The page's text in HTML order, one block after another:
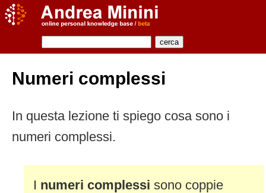
Numeri complessi
In questa lezione ti spiego cosa sono i
numeri complessi.
I numeri complessi sono coppie